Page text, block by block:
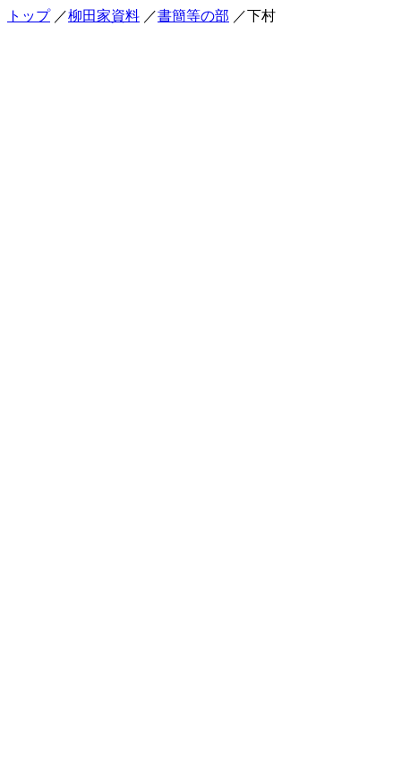
トップ ／柳田家資料 ／書簡等の部 ／下村